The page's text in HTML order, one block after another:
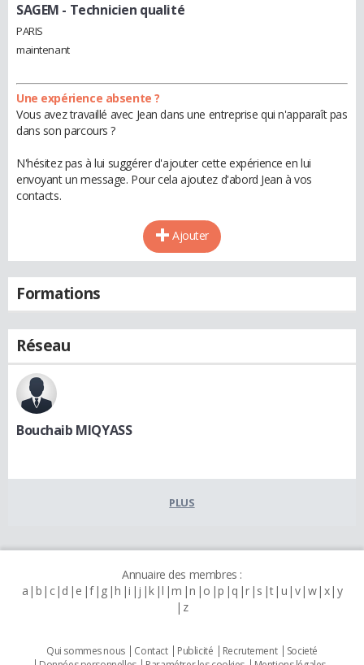
SAGEM - Technicien qualité
PARIS
maintenant
Une expérience absente ?
Vous avez travaillé avec Jean dans une entreprise qui n'apparaît pas
dans son parcours ?
N'hésitez pas à lui suggérer d'ajouter cette expérience en lui
envoyant un message. Pour cela ajoutez d'abord Jean à vos
contacts.
Ajouter
Formations
Réseau
Bouchaib MIQYASS
PLUS
Annuaire des membres :
a b c d e f g h i j k l m n o p q r s t u v w x y
z
Qui sommes nous Contact Publicité Recrutement
Societé